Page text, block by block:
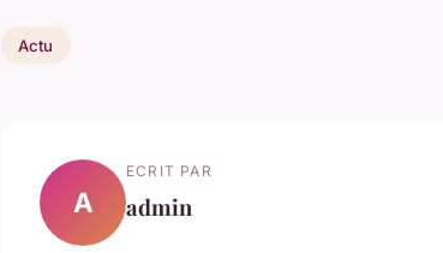
Actu
A
ECRIT PAR
admin